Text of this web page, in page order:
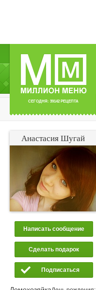
СЕГОДНЯ: 39142 РЕЦЕПТА
Анастасия Шугай
Написать сообщение
Сделать подарок
Подписаться